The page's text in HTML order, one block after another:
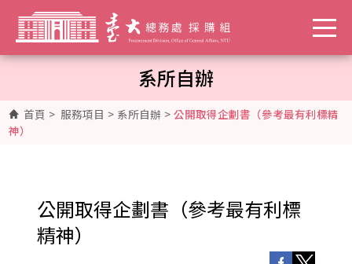
系所自辦
首頁 > 服務項目 > 系所自辦 > 公開取得企劃書（參考最有利標精
神）
公開取得企劃書（參考最有利標
精神）